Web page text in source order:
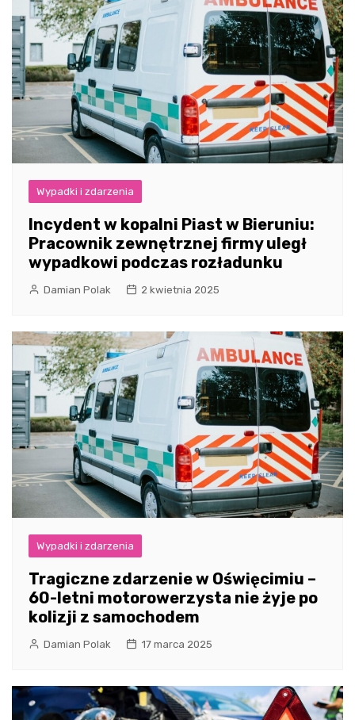
Wypadki i zdarzenia
Incydent w kopalni Piast w Bieruniu:
Pracownik zewnętrznej firmy uległ
wypadkowi podczas rozładunku
Damian Polak 2 kwietnia 2025
Wypadki i zdarzenia
Tragiczne zdarzenie w Oświęcimiu –
60-letni motorowerzysta nie żyje po
kolizji z samochodem
Damian Polak 17 marca 2025